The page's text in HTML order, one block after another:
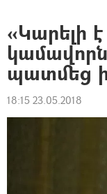
«Կարելի
պատմեց
18:15 23.05.2018